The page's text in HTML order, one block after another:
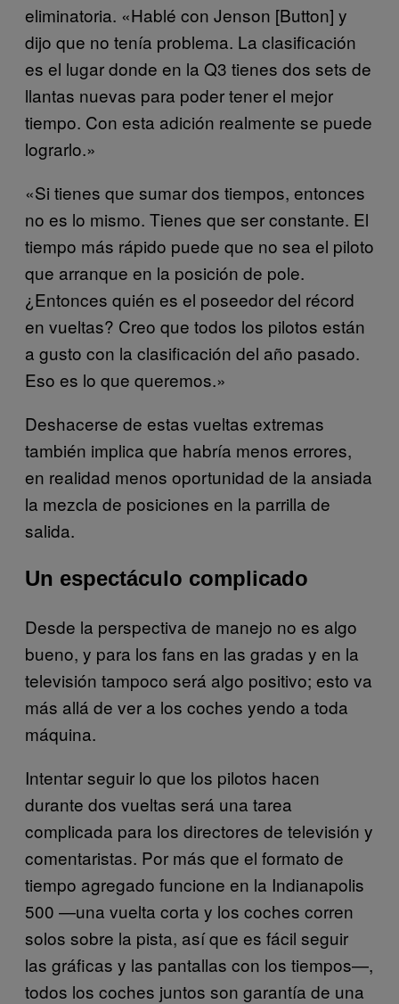
eliminatoria. «Hablé con Jenson [Button] y
dijo que no tenía problema. La clasificación
es el lugar donde en la Q3 tienes dos sets de
llantas nuevas para poder tener el mejor
tiempo. Con esta adición realmente se puede
lograrlo.»
«Si tienes que sumar dos tiempos, entonces
no es lo mismo. Tienes que ser constante. El
tiempo más rápido puede que no sea el piloto
que arranque en la posición de pole.
¿Entonces quién es el poseedor del récord
en vueltas? Creo que todos los pilotos están
a gusto con la clasificación del año pasado.
Eso es lo que queremos.»
Deshacerse de estas vueltas extremas
también implica que habría menos errores,
en realidad menos oportunidad de la ansiada
la mezcla de posiciones en la parrilla de
salida.
Un espectáculo complicado
Desde la perspectiva de manejo no es algo
bueno, y para los fans en las gradas y en la
televisión tampoco será algo positivo; esto va
más allá de ver a los coches yendo a toda
máquina.
Intentar seguir lo que los pilotos hacen
durante dos vueltas será una tarea
complicada para los directores de televisión y
comentaristas. Por más que el formato de
tiempo agregado funcione en la Indianapolis
500 —una vuelta corta y los coches corren
solos sobre la pista, así que es fácil seguir
las gráficas y las pantallas con los tiempos—,
todos los coches juntos son garantía de una